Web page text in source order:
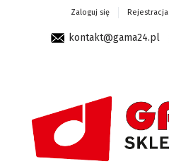
Zaloguj się Rejestracja
kontakt@gama24.pl